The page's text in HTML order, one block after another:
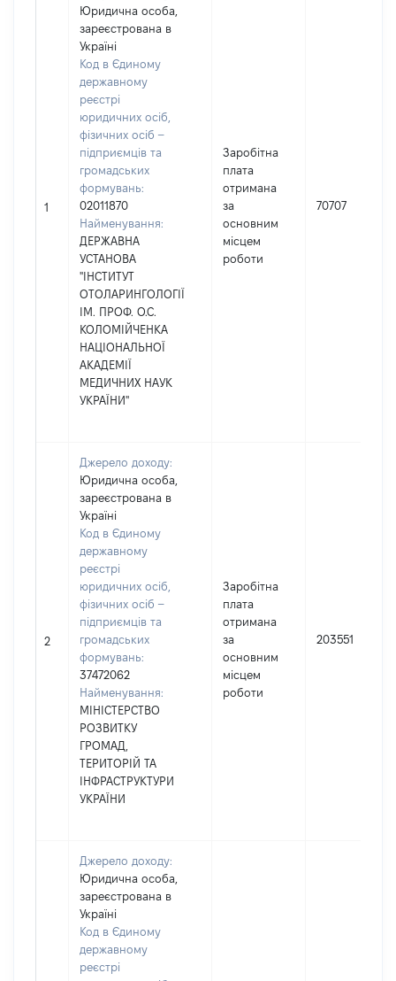
1
Юридична особа,
зареєстрована в
Україні
Код в Єдиному
державному
реєстрі
юридичних осіб,
фізичних осіб –
підприємців та
громадських
формувань:
02011870
Найменування:
ДЕРЖАВНА
УСТАНОВА
"ІНСТИТУТ
ОТОЛАРИНГОЛОГІЇ
ІМ. ПРОФ. О.С.
КОЛОМІЙЧЕНКА
НАЦІОНАЛЬНОЇ
АКАДЕМІЇ
МЕДИЧНИХ НАУК
УКРАЇНИ"
Заробітна
плата
отримана
за
основним
місцем
роботи
70707
2
Джерело доходу:
Юридична особа,
зареєстрована в
Україні
Код в Єдиному
державному
реєстрі
юридичних осіб,
фізичних осіб –
підприємців та
громадських
формувань:
37472062
Найменування:
МІНІСТЕРСТВО
РОЗВИТКУ
ГРОМАД,
ТЕРИТОРІЙ ТА
ІНФРАСТРУКТУРИ
УКРАЇНИ
Заробітна
плата
отримана
за
основним
місцем
роботи
203551
Джерело доходу:
Юридична особа,
зареєстрована в
Україні
Код в Єдиному
державному
реєстрі